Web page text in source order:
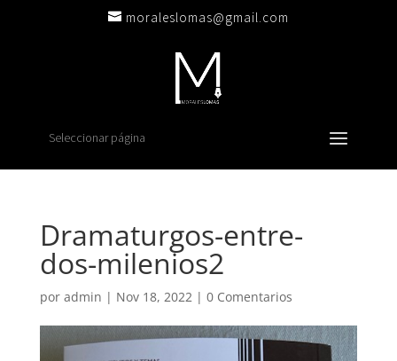
moraleslomas@gmail.com
Seleccionar página
Dramaturgos-entre-
dos-milenios2
por admin | Nov 18, 2022 | 0 Comentarios